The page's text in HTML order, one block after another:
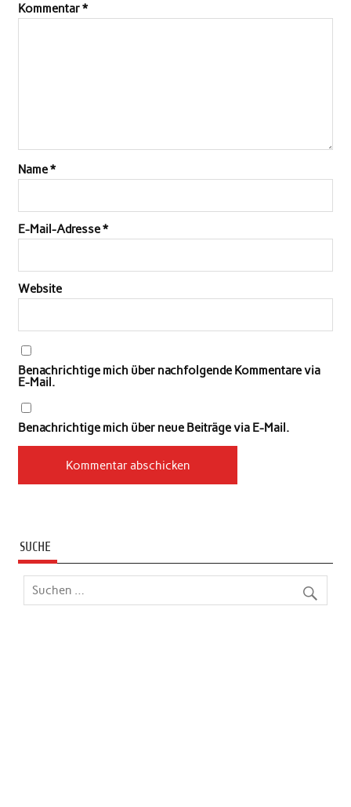
Kommentar*
Name*
E-Mail-Adresse*
Website
Benachrichtige mich über nachfolgende Kommentare via
E-Mail.
Benachrichtige mich über neue Beiträge via E-Mail.
SUCHE